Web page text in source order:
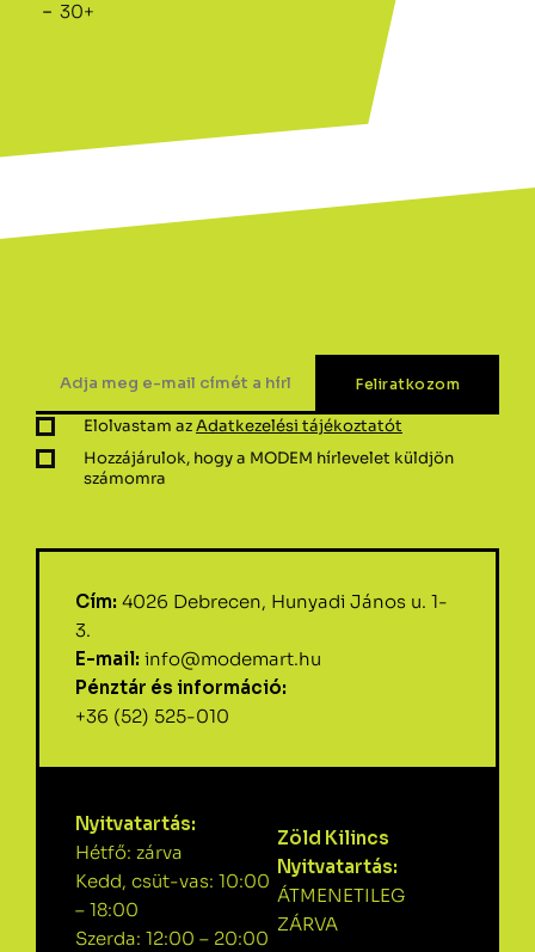
30+
Elolvastam azAdatkezelési tájékoztatót
Hozzájárulok, hogy a MODEM hírlevelet küldjön
számomra
Cím: 4026 Debrecen, Hunyadi János u. 1-
3.
E-mail: info@modemart.hu
Pénztár és információ:
+36 (52) 525-010
Nyitvatartás:
Hétfő: zárva
Kedd, csüt-vas: 10:00
– 18:00
Szerda: 12:00 – 20:00
Zöld Kilincs
Nyitvatartás:
ÁTMENETILEG
ZÁRVA